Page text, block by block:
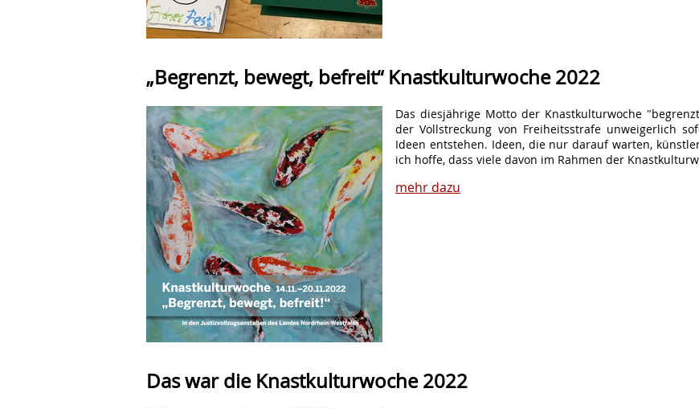
„Begrenzt, bewegt, befreit“ Knastkulturwoche 2022
Das diesjährige Motto der Knastkulturwoche
der Vollstreckung von Freiheitsstrafe unweigerlich
Ideen entstehen. Ideen, die nur darauf warten,
ich hoffe, dass viele davon im Rahmen der
mehr dazu
Das war die Knastkulturwoche 2022